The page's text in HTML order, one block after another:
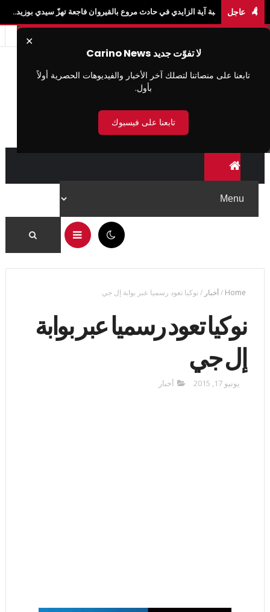
عاجل
الزايدي في حادث مروع بالقيروان فاجعة تهزّ سيدي بوزيد.. وفاة الطالبة آية
✕
لا تفوّت جديد Carino News
تابعنا على منصاتنا لتصلك آخر الأخبار والفيديوهات الحصرية أولاً
بأول.
تابعنا على فيسبوك
Home
/أخبار / نوكيا تعود رسميا عبر بوابة إل جي
نوكيا تعود رسميا عبر بوابة
إل جي
يونيو 17, 2015 أخبار